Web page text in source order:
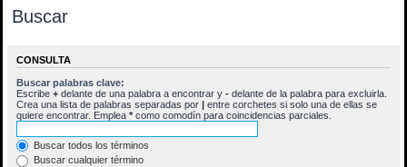
Buscar
CONSULTA
Buscar palabras clave:
Escribe + delante de una palabra a encontrar y - delante de la palabra para excluirla.
Crea una lista de palabras separadas por | entre corchetes si solo una de ellas se
quiere encontrar. Emplea * como comodín para coincidencias parciales.
Buscar todos los términos
Buscar cualquier término